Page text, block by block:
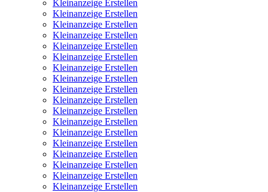
Kleinanzeige Erstellen
Kleinanzeige Erstellen
Kleinanzeige Erstellen
Kleinanzeige Erstellen
Kleinanzeige Erstellen
Kleinanzeige Erstellen
Kleinanzeige Erstellen
Kleinanzeige Erstellen
Kleinanzeige Erstellen
Kleinanzeige Erstellen
Kleinanzeige Erstellen
Kleinanzeige Erstellen
Kleinanzeige Erstellen
Kleinanzeige Erstellen
Kleinanzeige Erstellen
Kleinanzeige Erstellen
Kleinanzeige Erstellen
Kleinanzeige Erstellen